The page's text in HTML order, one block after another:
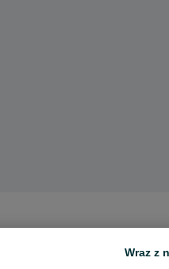
Wraz z